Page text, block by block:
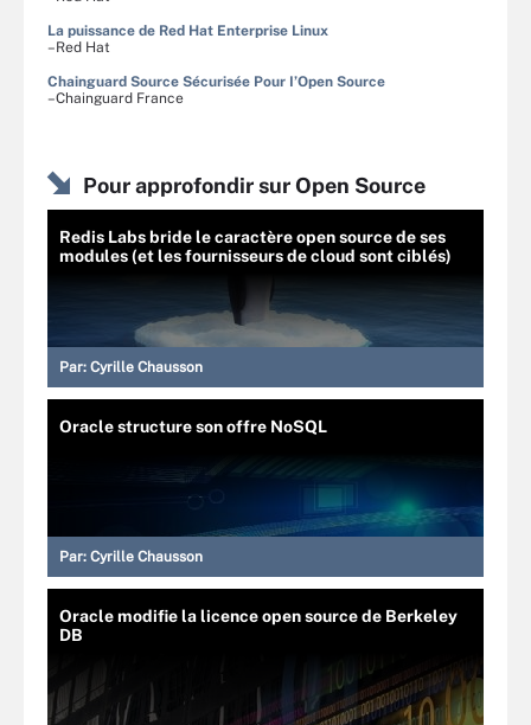
La puissance de Red Hat Enterprise Linux
–Red Hat
Chainguard Source Sécurisée Pour I’Open Source
–Chainguard France
Pour approfondir sur Open Source
Redis Labs bride le caractère open source de ses
modules (et les fournisseurs de cloud sont ciblés)
Par: Cyrille Chausson
Oracle structure son offre NoSQL
Par: Cyrille Chausson
Oracle modifie la licence open source de Berkeley
DB